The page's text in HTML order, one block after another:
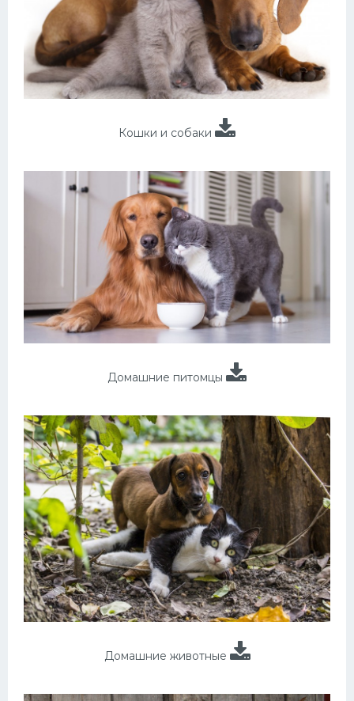
Кошки и собаки
Домашние питомцы
Домашние животные